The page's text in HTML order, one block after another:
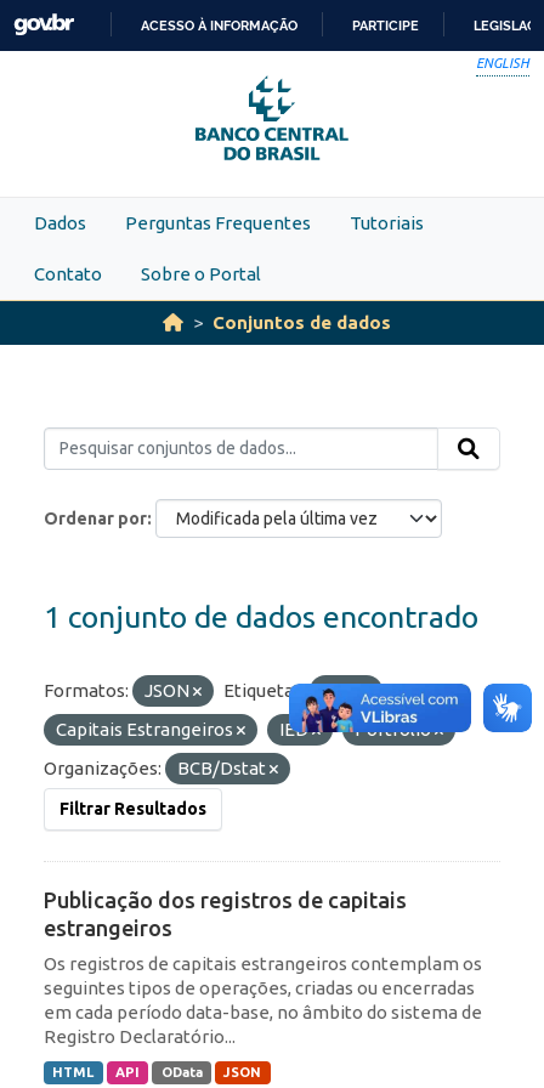
Skip to main content
PARA
O
CONTEÚDO
ACESSO À INFORMAÇÃO PARTICIPE
ENGLISH
Dados Perguntas Frequentes Tutoriais
Contato Sobre o Portal
Conjuntos de dados
Ordenar por
1 conjunto de dados encontrado
Formatos: JSON Etiquetas:
RDE
Capitais Estrangeiros
IED
Portfólio
Organizações:
BCB/Dstat
Filtrar Resultados
Publicação dos registros de capitais
estrangeiros
Os registros de capitais estrangeiros contemplam os
seguintes tipos de operações, criadas ou encerradas
em cada período data-base, no âmbito do sistema de
Registro Declaratório...
HTML API OData JSON